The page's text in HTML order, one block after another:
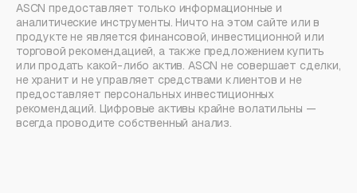
ASCN предоставляет только информационные и
аналитические инструменты. Ничто на этом сайте или в
продукте не является финансовой, инвестиционной или
торговой рекомендацией, а также предложением купить
или продать какой-либо актив. ASCN не совершает сделки,
не хранит и не управляет средствами клиентов и не
предоставляет персональных инвестиционных
рекомендаций. Цифровые активы крайне волатильны —
всегда проводите собственный анализ.